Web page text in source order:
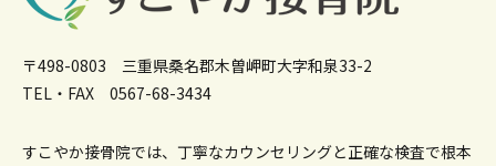
〒498-0803 三重県桑名郡木曽岬町大字和泉33-2
TEL・FAX 0567-68-3434
すこやか接骨院では、丁寧なカウンセリングと正確な検査で根本